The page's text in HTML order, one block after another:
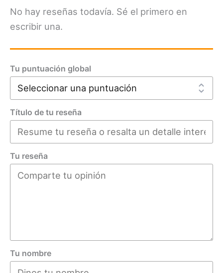
No hay reseñas todavía. Sé el primero en
escribir una.
Tu puntuación global
Título de tu reseña
Tu reseña
Tu nombre